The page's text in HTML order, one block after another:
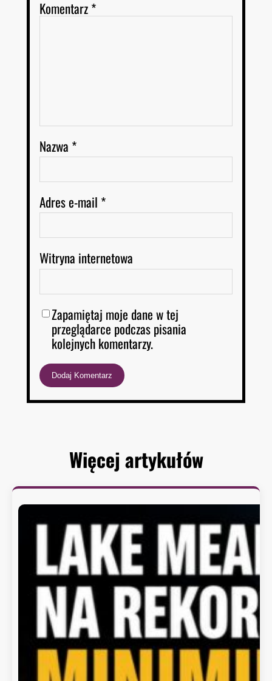
Komentarz*
Nazwa *
Adres e-mail *
Witryna internetowa
Zapamiętaj moje dane w tej
przeglądarce podczas pisania
kolejnych komentarzy.
Więcej artykułów